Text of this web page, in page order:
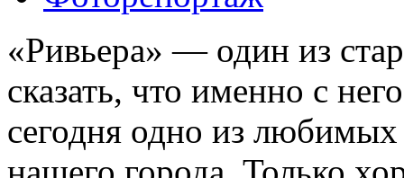
«Ривьера» — один из
сказать, что именно с
сегодня одно из